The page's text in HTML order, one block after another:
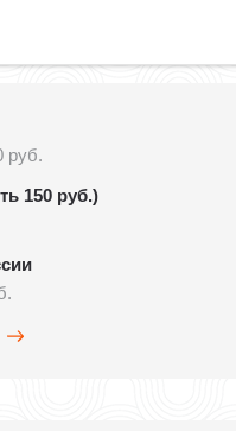
руб.
150 руб.)